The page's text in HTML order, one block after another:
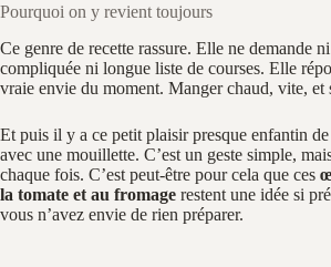
Pourquoi on y revient toujours
Ce genre de recette rassure. Elle ne demande
compliquée ni longue liste de courses. Elle
vraie envie du moment. Manger chaud, vite, et
Et puis il y a ce petit plaisir presque enfantin de
avec une mouillette. C’est un geste simple,
chaque fois. C’est peut-être pour cela que ces
la tomate et au fromage restent une idée si
vous n’avez envie de rien préparer.